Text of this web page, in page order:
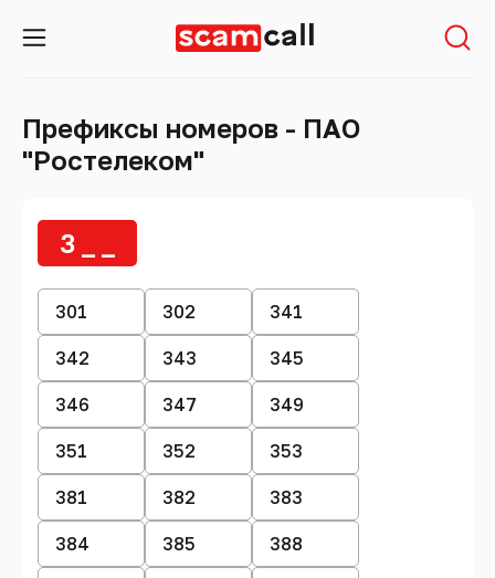
Префиксы номеров - ПАО
"Ростелеком"
3 _ _
301 302 341
342 343 345
346 347 349
351 352 353
381 382 383
384 385 388